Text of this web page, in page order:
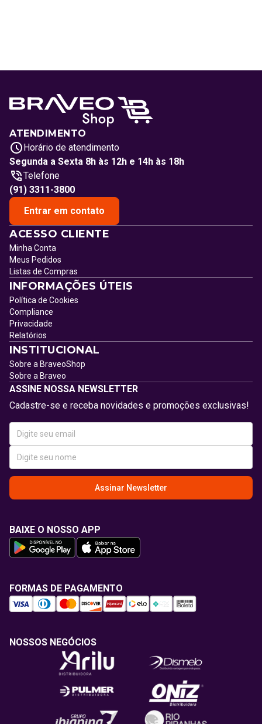
ATENDIMENTO
Horário de atendimento
Segunda a Sexta 8h às 12h e 14h às 18h
Telefone
(91) 3311-3800
Entrar em contato
ACESSO CLIENTE
Minha Conta
Meus Pedidos
Listas de Compras
INFORMAÇÕES ÚTEIS
Política de Cookies
Compliance
Privacidade
Relatórios
INSTITUCIONAL
Sobre a BraveoShop
Sobre a Braveo
ASSINE NOSSA NEWSLETTER
Cadastre-se e receba novidades e promoções exclusivas!
Assinar Newsletter
BAIXE O NOSSO APP
FORMAS DE PAGAMENTO
NOSSOS NEGÓCIOS